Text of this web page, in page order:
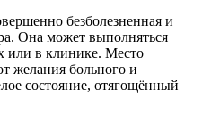
безболезненная и
Она может выполняться
или в клинике. Место
желания больного и
состояние, отягощённый